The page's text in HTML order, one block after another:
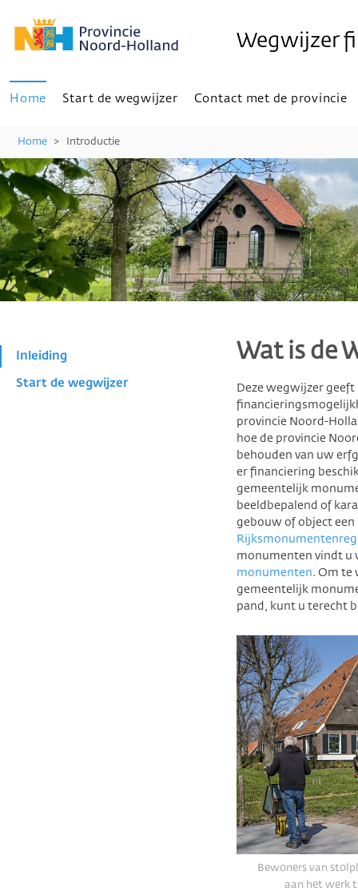
Home Start de wegwijzer Contact met de provincie
Home > Introductie
Wegwijzer
Inleiding
Start de wegwijzer
Wat is de
Deze wegwijzer
provincie Noord-
hoe de provincie
behouden van uw
er financiering
gemeentelijk
beeldbepalend of
gebouw of object
monumenten vindt u
monumenten. Om te
gemeentelijk
pand, kunt u terecht
Bewoners van
aan het werk